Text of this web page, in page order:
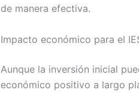
de manera efectiva.
Impacto económico para el
Aunque la inversión inicial
económico positivo a largo